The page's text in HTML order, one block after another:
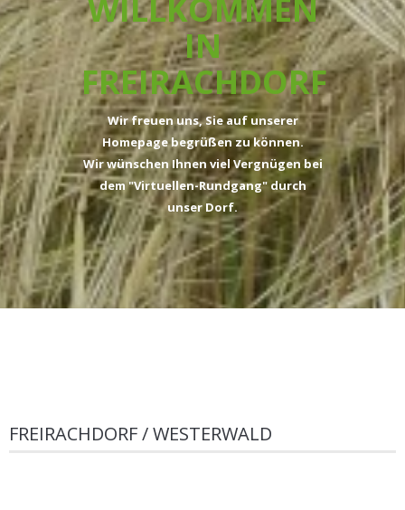
WILLKOMMEN
IN
FREIRACHDORF
Wir freuen uns, Sie auf unserer
Homepage begrüßen zu können.
Wir wünschen Ihnen viel Vergnügen bei
dem "Virtuellen-Rundgang" durch
unser Dorf.
FREIRACHDORF / WESTERWALD